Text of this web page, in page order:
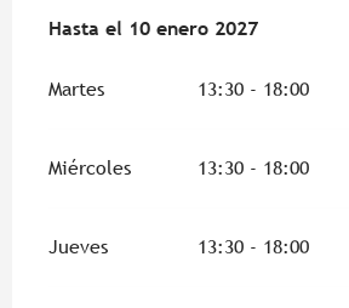
Del1 mayo 2026al10 enero 2027
Hasta el 10 enero 2027
Martes 13:30 - 18:00
Miércoles 13:30 - 18:00
Jueves 13:30 - 18:00